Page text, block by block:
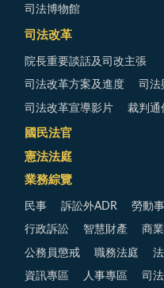
司法博物館
司法改革
院長重要談話及司改主張
司法改革方案及進度 司法
司法改革宣導影片 裁判通
國民法官
憲法法庭
業務綜覽
民事 訴訟外ADR 勞動
行政訴訟 智慧財產 商
公務員懲戒 職務法庭
資訊專區 人事專區 司